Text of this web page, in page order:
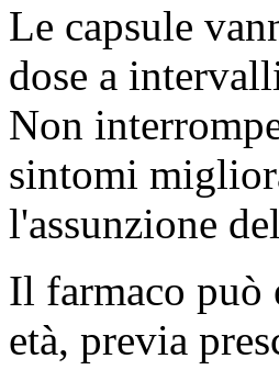
Le capsule
dose a
Non
sintomi
l'assunzione
Il farmaco può
età, previa